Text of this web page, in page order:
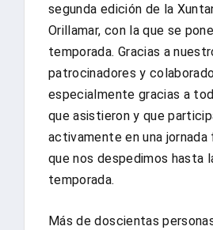
segunda edición de la
Orillamar, con la que se
temporada. Gracias a
patrocinadores y
especialmente gracias a
que asistieron y que
activamente en una
que nos despedimos hasta
temporada.
Más de doscientas